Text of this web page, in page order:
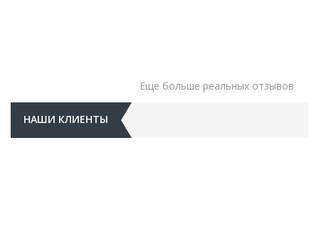
Еще больше реальных отзывов
НАШИ КЛИЕНТЫ